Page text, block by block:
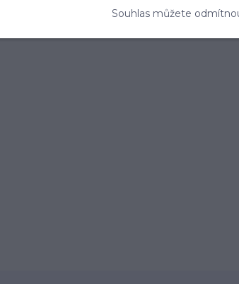
Souhlas můžete